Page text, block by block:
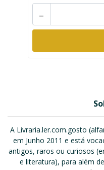
-
A Livraria.ler.com.gosto
em Junho 2011 e está
antigos, raros ou curiosos
e literatura), para além